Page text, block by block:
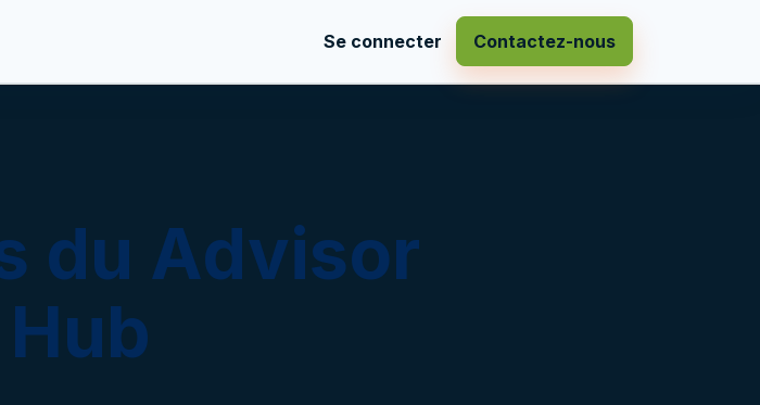
Se connecter Contactez-nous
du Advisor